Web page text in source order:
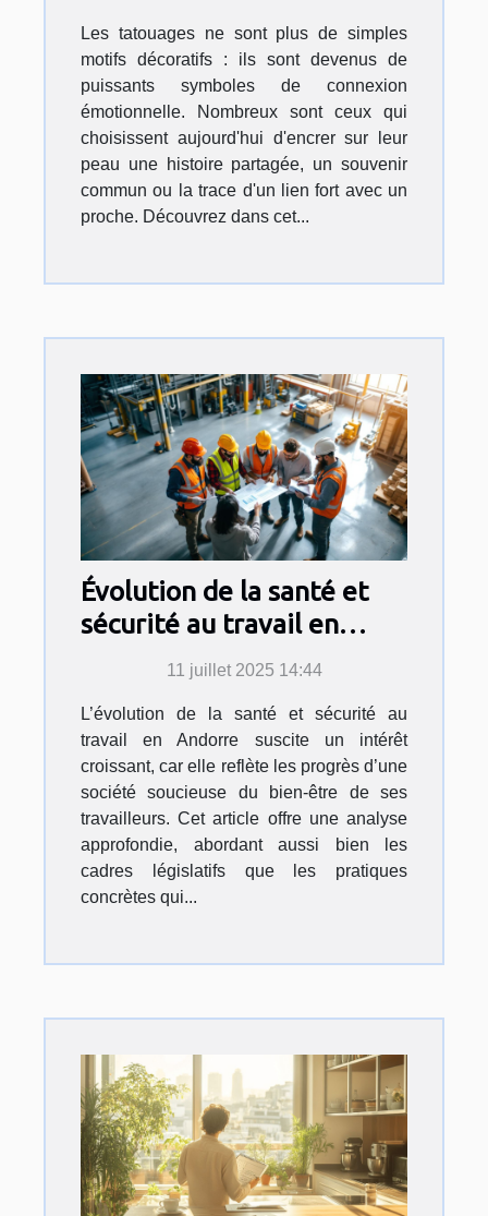
Les tatouages ne sont plus de simples
motifs décoratifs : ils sont devenus de
puissants symboles de connexion
émotionnelle. Nombreux sont ceux qui
choisissent aujourd'hui d'encrer sur leur
peau une histoire partagée, un souvenir
commun ou la trace d'un lien fort avec un
proche. Découvrez dans cet...
Évolution de la santé et
sécurité au travail en
Andorre : Analyse
approfondie
11 juillet 2025 14:44
L’évolution de la santé et sécurité au
travail en Andorre suscite un intérêt
croissant, car elle reflète les progrès d’une
société soucieuse du bien-être de ses
travailleurs. Cet article offre une analyse
approfondie, abordant aussi bien les
cadres législatifs que les pratiques
concrètes qui...